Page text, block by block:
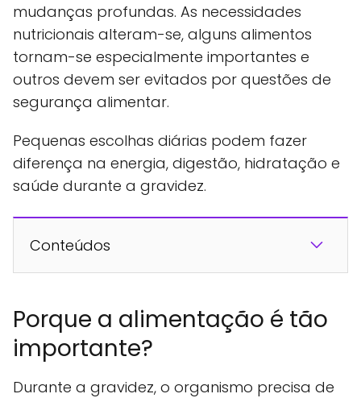
mudanças profundas. As necessidades
nutricionais alteram-se, alguns alimentos
tornam-se especialmente importantes e
outros devem ser evitados por questões de
segurança alimentar.
Pequenas escolhas diárias podem fazer
diferença na energia, digestão, hidratação e
saúde durante a gravidez.
Conteúdos
Porque a alimentação é tão
importante?
Durante a gravidez, o organismo precisa de